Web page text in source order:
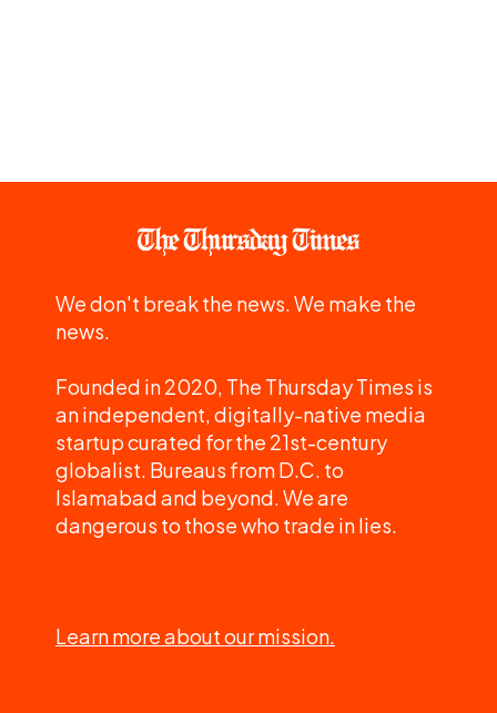
We don't break the news. We make the
news.
Founded in 2020, The Thursday Times is
an independent, digitally-native media
startup curated for the 21st-century
globalist. Bureaus from D.C. to
Islamabad and beyond. We are
dangerous to those who trade in lies.
Learn more about our mission.